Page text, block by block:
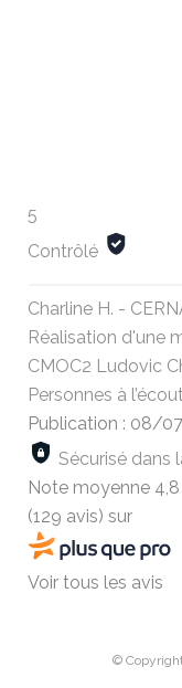
5
Contrôlé
Charline H. -
Réalisation d'une
CMOC2 Ludovic
Personnes à
Publication : 08/
Sécurisé dans
Note moyenne 4,8
(129 avis) sur
Voir tous les avis
©